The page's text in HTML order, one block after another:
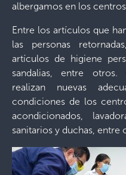
albergamos en los
Entre los artículos que
las personas
artículos de higiene
sandalias, entre otros.
realizan nuevas
condiciones de los
acondicionados,
sanitarios y duchas, entre